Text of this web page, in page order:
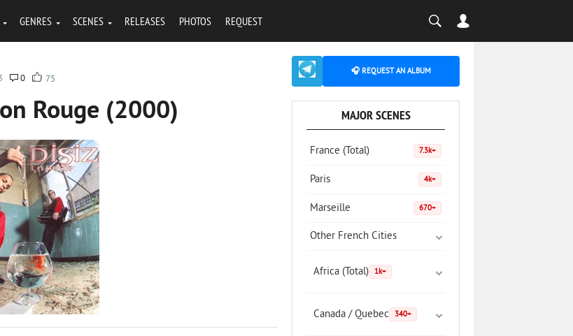
GENRES SCENES RELEASES PHOTOS REQUEST
0 75
Rouge (2000)
🎧 REQUEST AN ALBUM
MAJOR SCENES
France (Total) 7.3k+
Paris 4k+
Marseille 670+
Other French Cities
Africa (Total) 1k+
Canada / Quebec 340+